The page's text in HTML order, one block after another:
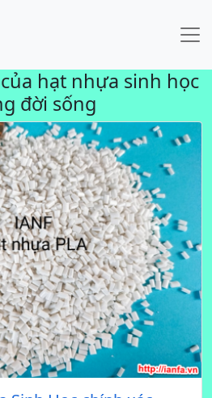
hạt nhựa sinh học
đời sống